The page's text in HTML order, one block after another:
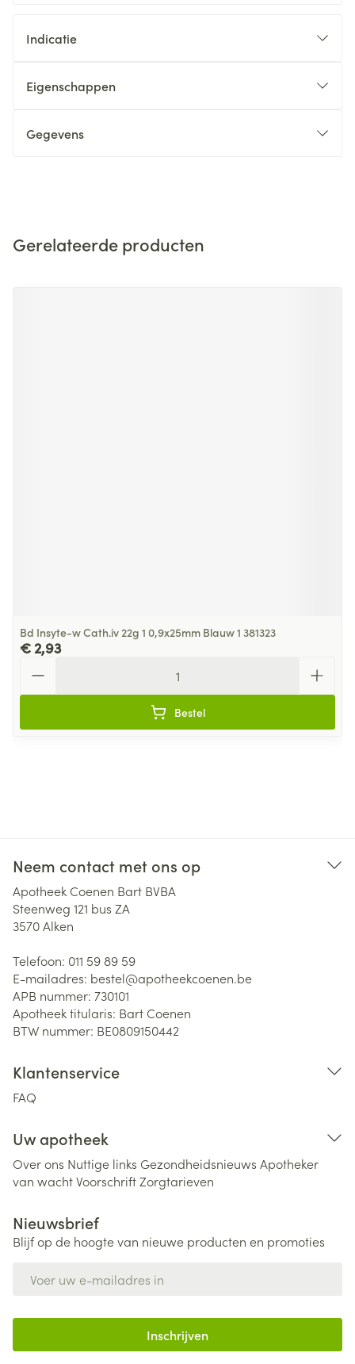
Indicatie
Eigenschappen
Gegevens
Gerelateerde producten
Bd Insyte-w Cath.iv 22g 1 0,9x25mm Blauw 1 381323
€ 2,93
Bestel
Neem contact met ons op
Apotheek Coenen Bart BVBA
Steenweg 121 bus ZA
3570Alken
Telefoon: 011 59 89 59
E-mailadres: bestel@apotheekcoenen.be
APB nummer: 730101
Apotheek titularis: Bart Coenen
BTW nummer: BE0809150442
Klantenservice
FAQ
Uw apotheek
Over ons Nuttige links Gezondheidsnieuws Apotheker
van wachtVoorschriftZorgtarieven
Nieuwsbrief
Blijf op de hoogte van nieuwe producten en promoties
Inschrijven